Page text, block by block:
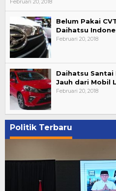
Februari 20, 2018
Belum Pakai
Daihatsu
Februari 20, 2018
Daihatsu Santai
Jauh dari Mobil
Februari 20, 2018
Politik Terbaru